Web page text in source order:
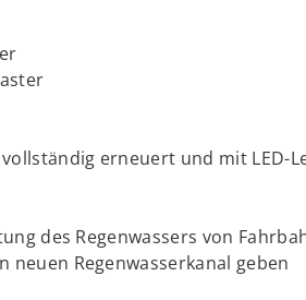
erneuert und mit LED-
des Regenwassers von
Regenwasserkanal geben